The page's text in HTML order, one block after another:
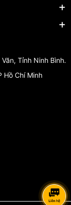
va đập và hoạt
nối
Tỉnh Ninh Bình.
Hồ Chí Minh